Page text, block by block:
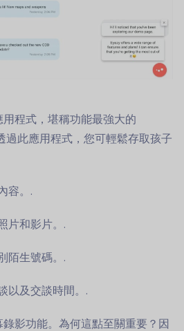
程式，堪稱功能最強大的
此應用程式，您可輕鬆存取孩子
容。.
片和影片。.
陌生號碼。.
以及交談時間。.
影功能。為何這點至關重要？因